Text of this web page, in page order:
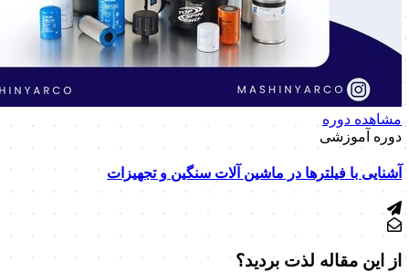
مشاهده دوره
دوره آموزشی
آشنایی با فیلترها در ماشین آلات سنگین و تجهیزات
از این مقاله لذت بردید؟